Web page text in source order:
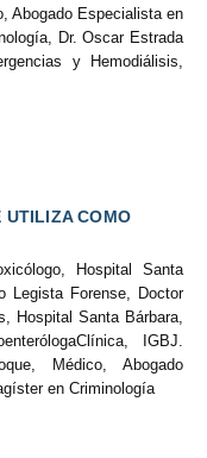
Abogado Especialista en
Dr. Oscar Estrada
y Hemodiálisis,
UTILIZA COMO
Hospital Santa
Legista Forense, Doctor
Hospital Santa Bárbara,
IGBJ.
Médico, Abogado
en Criminología